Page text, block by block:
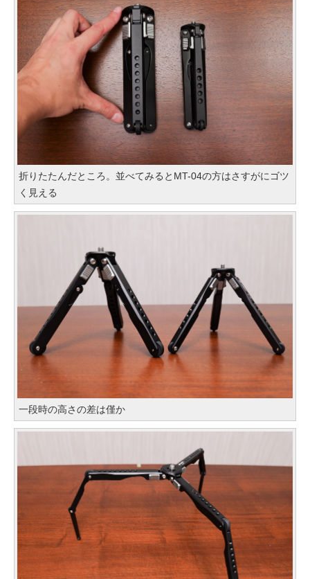
折りたたんだところ。並べてみるとMT-04の方はさすがにゴツ
く見える
一段時の高さの差は僅か